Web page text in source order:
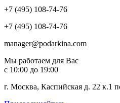
+7 (495) 108-74-76
+7 (495) 108-74-76
manager@podarkina.com
Мы работаем для Вас
с 10:00 до 19:00
г. Москва, Каспийская д. 22 к.1